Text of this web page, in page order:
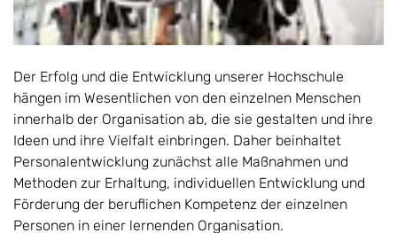
Der Erfolg und die Entwicklung unserer Hochschule
hängen im Wesentlichen von den einzelnen Menschen
innerhalb der Organisation ab, die sie gestalten und ihre
Ideen und ihre Vielfalt einbringen. Daher beinhaltet
Personalentwicklung zunächst alle Maßnahmen und
Methoden zur Erhaltung, individuellen Entwicklung und
Förderung der beruflichen Kompetenz der einzelnen
Personen in einer lernenden Organisation.